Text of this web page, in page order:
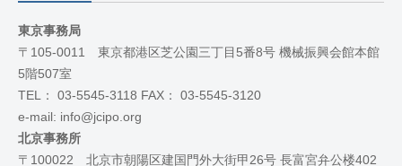
東京事務局
〒105-0011 東京都港区芝公園三丁目5番8号 機械振興会館本館
5階507室
TEL： 03-5545-3118 FAX： 03-5545-3120
e-mail: info@jcipo.org
北京事務所
〒100022 北京市朝陽区建国門外大街甲26号 長富宮弁公楼402